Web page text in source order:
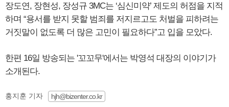
장도연, 장현성, 장성규 3MC는 ‘심신미약’ 제도의 허점을 지적
하며 “용서를 받지 못할 범죄를 저지르고도 처벌을 피하려는
거짓말이 없도록 더 많은 고민이 필요하다”고 입을 모았다.
한편 16일 방송되는 '꼬꼬무'에서는 박영석 대장의 이야기가
소개된다.
홍지훈 기자
hjh@bizenter.co.kr